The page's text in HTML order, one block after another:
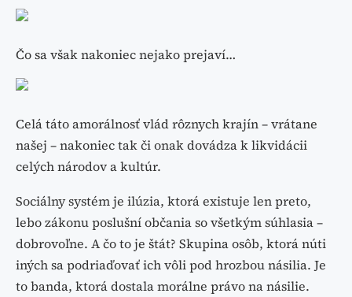
Čo sa však nakoniec nejako prejaví…
Celá táto amorálnosť vlád rôznych krajín – vrátane
našej – nakoniec tak či onak dovádza k likvidácii
celých národov a kultúr.
Sociálny systém je ilúzia, ktorá existuje len preto,
lebo zákonu poslušní občania so všetkým súhlasia –
dobrovoľne. A čo to je štát? Skupina osôb, ktorá núti
iných sa podriaďovať ich vôli pod hrozbou násilia. Je
to banda, ktorá dostala morálne právo na násilie.